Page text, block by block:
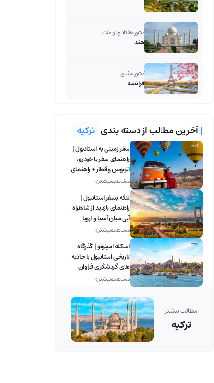
کشور هفتاد و دو ملت
هند
کشور عشاق
فرانسه
|آخرین مطالب از دسته بندی ترکیه
سفر زمینی به استانبول |
راهنمای سفر با خودرو،
اتوبوس و قطار + راهنمای
مرزها
مشاهده بیشتر
تنگه بسفر استانبول |
راهنمای بازدید از شاهراه
آبی میان آسیا و اروپا
مشاهده بیشتر
اسکله امینونو | گذرگاه
تاریخی استانبول با جاذبه
های گردشگری فراوان
مشاهده بیشتر
مطالب بیشتر
ترکیه